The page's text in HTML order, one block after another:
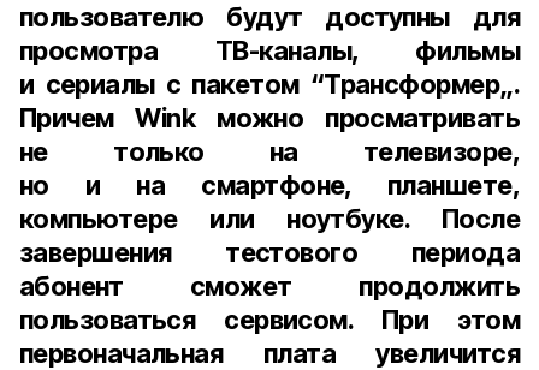
пользователю будут доступны для
просмотра ТВ-каналы, фильмы
и сериалы с пакетом “Трансформер„.
Причем Wink можно просматривать
не только на телевизоре,
но и на смартфоне, планшете,
компьютере или ноутбуке. После
завершения тестового периода
абонент сможет продолжить
пользоваться сервисом. При этом
первоначальная плата увеличится